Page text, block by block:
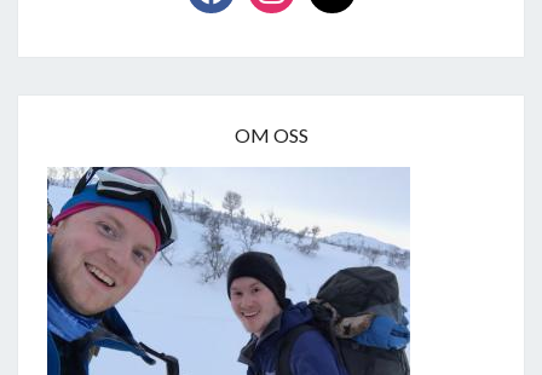
OM OSS